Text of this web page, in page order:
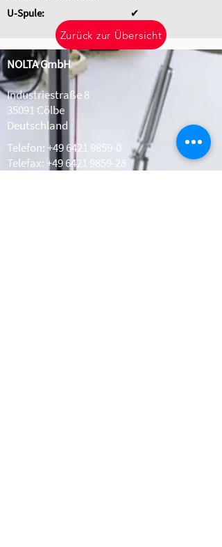
U-Spule:
✔
Zurück zur Übersicht
NOLTA GmbH
Industriestraße 8
35091 Cölbe
Deutschland
Telefon: +49 6421 9859-0
Telefax: +49 6421 9859-28